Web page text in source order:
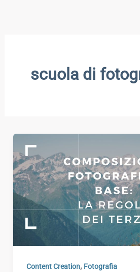
scuola di
Content Creation, Fotografia